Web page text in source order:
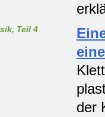
Teil 4
der